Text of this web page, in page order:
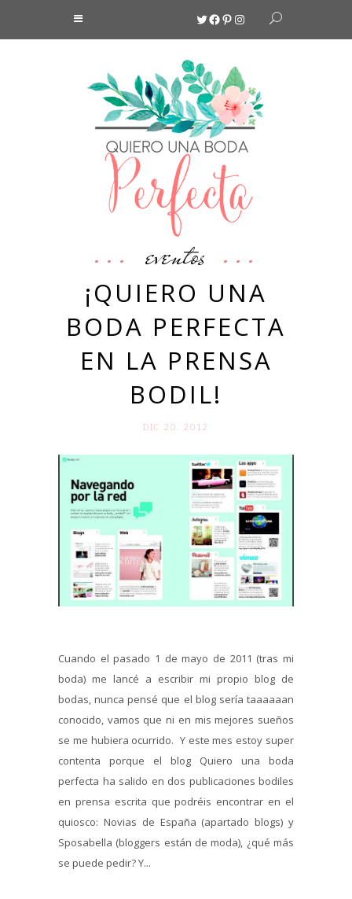
Twitter
Facebook
Pinterest
Instagram
eventos
¡QUIERO UNA
BODA PERFECTA
EN LA PRENSA
BODIL!
DIC 20. 2012
Cuando el pasado 1 de mayo de 2011 (tras mi
boda) me lancé a escribir mi propio blog de
bodas, nunca pensé que el blog sería taaaaaan
conocido, vamos que ni en mis mejores sueños
se me hubiera ocurrido. Y este mes estoy super
contenta porque el blog Quiero una boda
perfecta ha salido en dos publicaciones bodiles
en prensa escrita que podréis encontrar en el
quiosco: Novias de España (apartado blogs) y
Sposabella (bloggers están de moda), ¿qué más
se puede pedir? Y...